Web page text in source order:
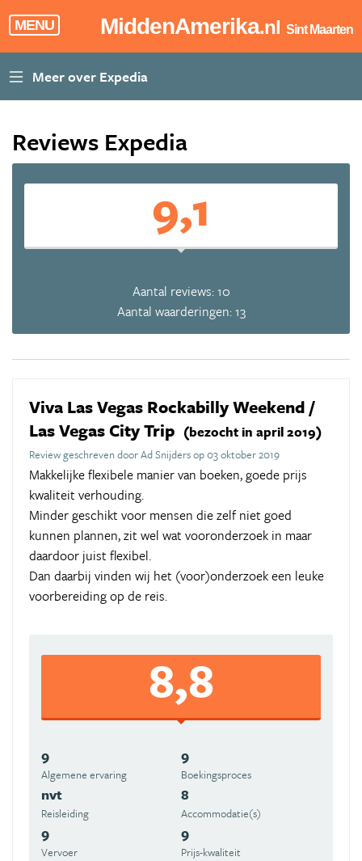
MENU MiddenAmerika.nl Sint Maarten
Reviews Expedia
9,1
Aantal reviews: 10
Aantal waarderingen: 13
Viva Las Vegas Rockabilly Weekend /
Las Vegas City Trip (bezocht in april 2019)
Review geschreven door Ad Snijders op 03 oktober 2019
Makkelijke flexibele manier van boeken, goede prijs
kwaliteit verhouding.
Minder geschikt voor mensen die zelf niet goed
kunnen plannen, zit wel wat vooronderzoek in maar
daardoor juist flexibel.
Dan daarbij vinden wij het (voor)onderzoek een leuke
voorbereiding op de reis.
8,8
9
Algemene ervaring
9
Boekingsproces
nvt
Reisleiding
8
Accommodatie(s)
9
Vervoer
9
Prijs-kwaliteit